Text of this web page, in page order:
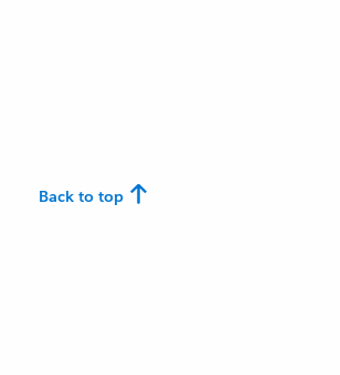
Back to top